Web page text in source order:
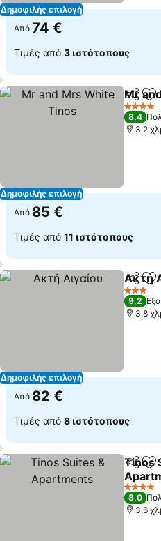
Δημοφιλής επιλογή
Από 74 €
Τιμές από 3 ιστότοπους
Δημοφιλής επιλογή
Mr
4 Αστέρια
8,4
3.2
Από 85 €
Τιμές από 11 ιστότοπους
Δημοφιλής επιλογή
Ακτή
3 Αστέρια
9,2
3.8
Από 82 €
Τιμές από 8 ιστότοπους
Tinos
4 Αστέρια
8,0
3.6